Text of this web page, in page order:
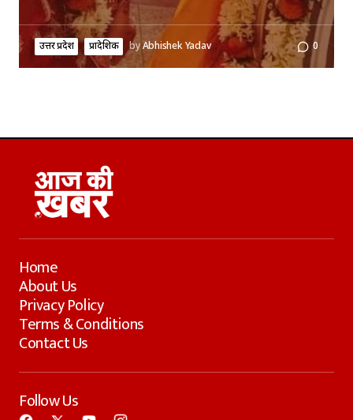
उत्तर प्रदेश प्रादेशिक byAbhishek Yadav 0
Home
About Us
Privacy Policy
Terms & Conditions
Contact Us
Follow Us